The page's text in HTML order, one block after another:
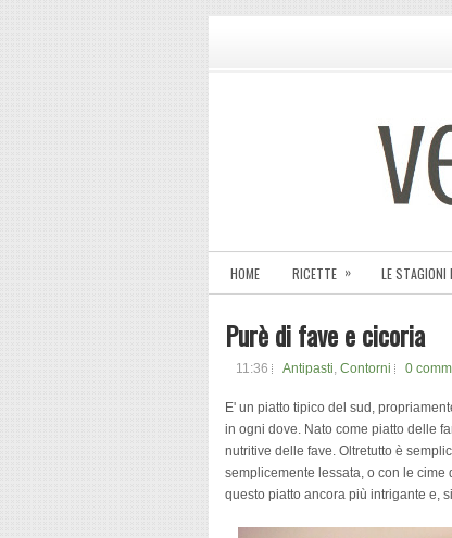
HOME RICETTE » LE STAGIONI
Purè di fave e cicoria
11:36 Antipasti, Contorni 0
E' un piatto tipico del sud,
in ogni dove. Nato come piatto delle
nutritive delle fave. Oltretutto è
semplicemente lessata, o con le
questo piatto ancora più intrigante e,